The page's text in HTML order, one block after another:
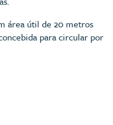
área útil de 20 metros
para circular por